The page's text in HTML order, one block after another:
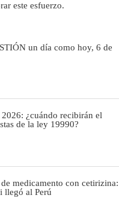
este esfuerzo.
un día como hoy, 6 de
2026: ¿cuándo recibirán el
de la ley 19990?
medicamento con cetirizina:
llegó al Perú